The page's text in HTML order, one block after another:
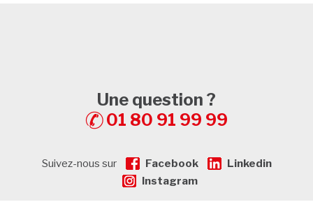
Une question ?
01 80 91 99 99
Suivez-nous sur Facebook
Linkedin
Instagram